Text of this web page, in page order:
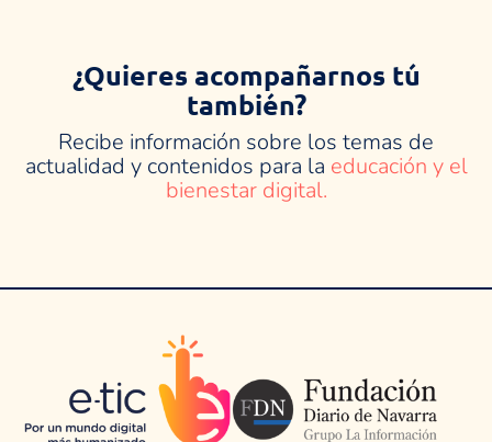
¿Quieres acompañarnos tú
también?
Recibe información sobre los temas de
actualidad y contenidos para la educación y el
bienestar digital.